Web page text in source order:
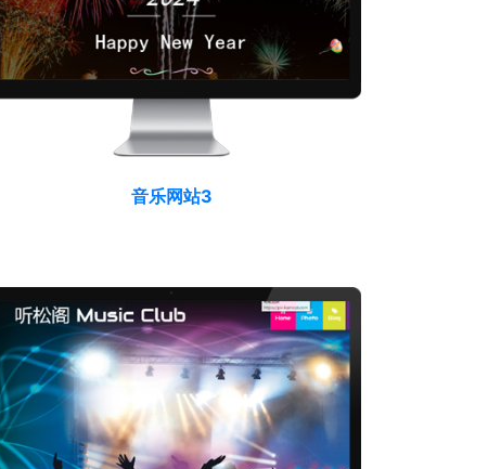
音乐网站3